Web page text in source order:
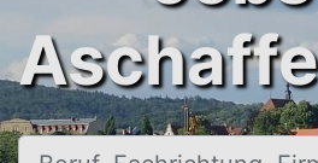
Beruf, Fachrichtung, Firma